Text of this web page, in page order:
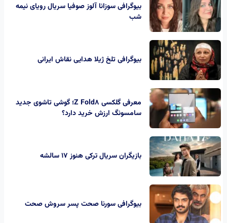
بیوگرافی سوزانا آلوز صوفیا سریال رویای نیمه
شب
بیوگرافی تلخ ژیلا هدایی نقاش ایرانی
معرفی گلکسی Z Fold8؛ گوشی تاشوی جدید
سامسونگ ارزش خرید دارد؟
بازیگران سریال ترکی هنوز ۱۷ سالشه
بیوگرافی سورنا صحت پسر سروش صحت